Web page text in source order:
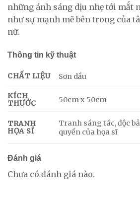
những ánh sáng dịu nhẹ tới mắt
như sự mạnh mẽ bên trong của
nữ.
Thông tin kỹ thuật
CHẤT LIỆU Sơn dầu
KÍCH
THƯỚC
50cm x 50cm
TRANH
HỌA SĨ
Tranh sáng tác, độc
quyền của họa sĩ
Đánh giá
Chưa có đánh giá nào.